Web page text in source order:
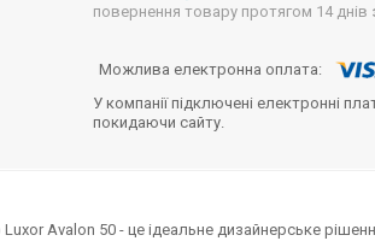
повернення товару протягом 14 днів
У компанії підключені електронні
покидаючи сайту.
Avalon 50 - це ідеальне дизайнерське